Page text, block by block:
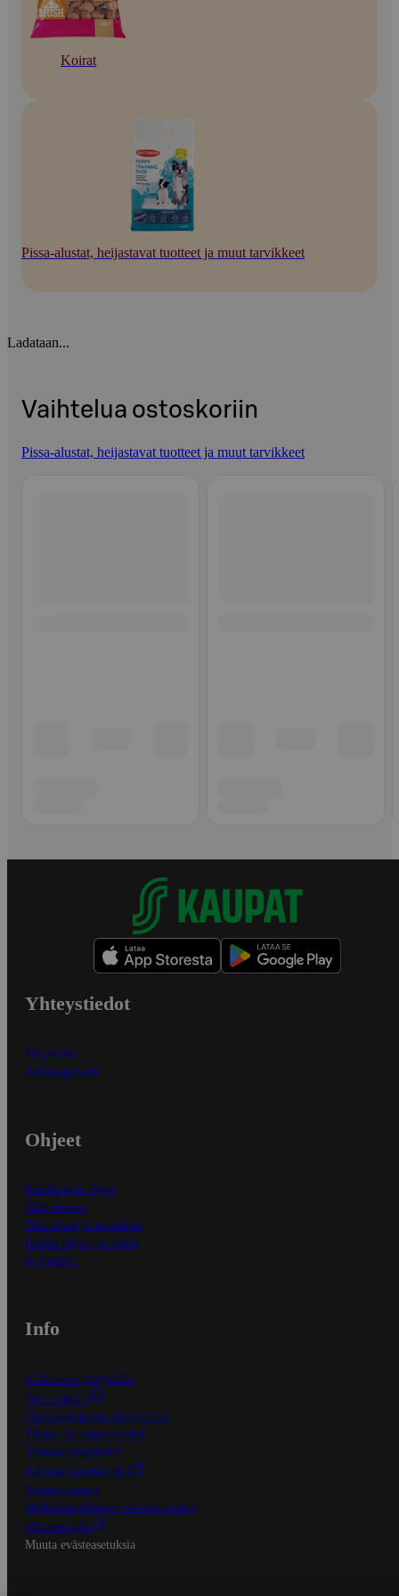
Koirat
Pissa-alustat, heijastavat tuotteet ja muut tarvikkeet
Ladataan...
Vaihtelua ostoskoriin
Pissa-alustat, heijastavat tuotteet ja muut tarvikkeet
Yhteystiedot
Myymälät
Asiakaspalvelu
Ohjeet
Ensitilaajan ohjeet
Näin maksat
Näin tilaat ja muokkaat
Kaikki ohjeet ja vinkit
In English
Info
S-Business yrityksille
Oiva-raportit
Osuuskauppojen yhteystiedot
Tilaus- ja toimitusehdot
Tietosuojakäytäntö
Palvelun käyttöehdot
Saavutettavuus
Mobiilisovelluksen saavutettavuus
Mainostajalle
Muuta evästeasetuksia